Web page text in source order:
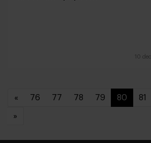
10
« 76 77 78 79 80 81
»